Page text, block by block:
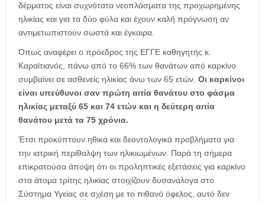
δέρματος είναι συχνότατα νεοπλάσματα της προχωρημένης
ηλικίας και για τα δύο φύλα και έχουν καλή πρόγνωση αν
αντιμετωπιστούν σωστά και έγκαιρα.
Όπως αναφέρει ο πρόεδρος της ΕΓΓΕ καθηγητής κ.
Καραϊτιανός, πάνω από το 66% των θανάτων από καρκίνο
συμβαίνει σε ασθενείς ηλικίας άνω των 65 ετών. Οι καρκίνοι
είναι υπεύθυνοι σαν πρώτη αιτία θανάτου στο φάσμα
ηλικίας μεταξύ 65 και 74 ετών και η δεύτερη αιτία
θανάτου μετά τα 75 χρόνια.
Έτσι προκύπτουν ηθικά και δεοντολογικά προβλήματα για
την ιατρική περίθαλψη των ηλικιωμένων. Παρά τη σήμερα
επικρατούσα άποψη ότι οι προληπτικές εξετάσεις για καρκίνο
στα άτομα τρίτης ηλικίας στοιχίζουν δυσανάλογα στο
Σύστημα Υγείας σε σχέση με το πιθανό όφελος, αυτό δεν